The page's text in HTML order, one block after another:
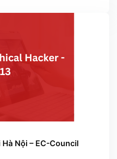
Hà Nội – EC-Council